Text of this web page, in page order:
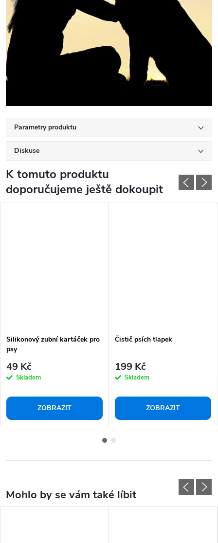
Parametry produktu
Diskuse
K tomuto produktu
doporučujeme ještě dokoupit
Silikonový zubní kartáček pro
psy
49 Kč
Skladem
ZOBRAZIT
Čistič psích tlapek
199 Kč
Skladem
ZOBRAZIT